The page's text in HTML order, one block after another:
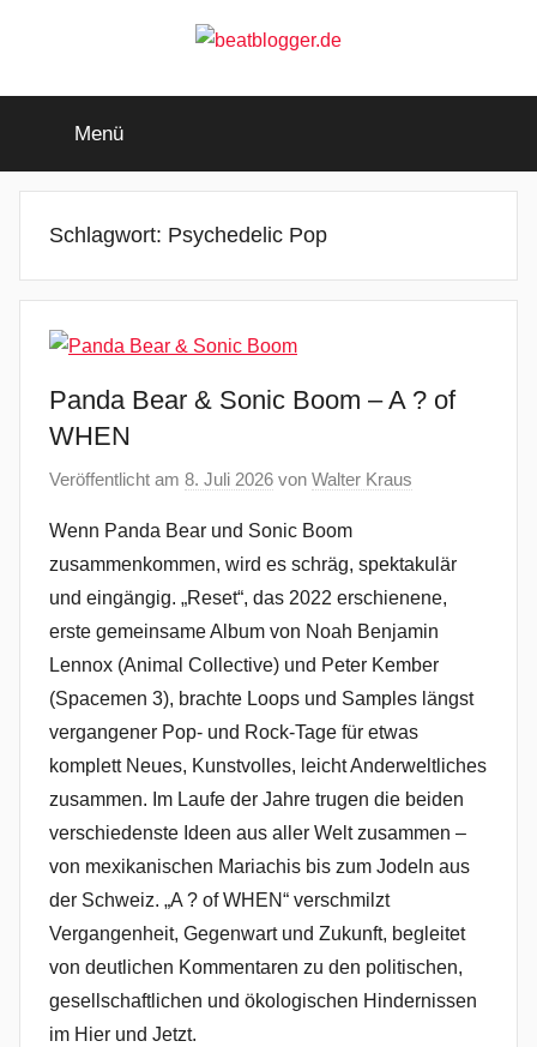
beatblogger.de
beat
goes
Menü
Schlagwort: Psychedelic Pop
Panda Bear & Sonic Boom – A ? of
WHEN
Veröffentlicht am 8. Juli 2026 von Walter Kraus
Wenn Panda Bear und Sonic Boom
zusammenkommen, wird es schräg, spektakulär
und eingängig. „Reset“, das 2022 erschienene,
erste gemeinsame Album von Noah Benjamin
Lennox (Animal Collective) und Peter Kember
(Spacemen 3), brachte Loops und Samples längst
vergangener Pop- und Rock-Tage für etwas
komplett Neues, Kunstvolles, leicht Anderweltliches
zusammen. Im Laufe der Jahre trugen die beiden
verschiedenste Ideen aus aller Welt zusammen –
von mexikanischen Mariachis bis zum Jodeln aus
der Schweiz. „A ? of WHEN“ verschmilzt
Vergangenheit, Gegenwart und Zukunft, begleitet
von deutlichen Kommentaren zu den politischen,
gesellschaftlichen und ökologischen Hindernissen
im Hier und Jetzt.